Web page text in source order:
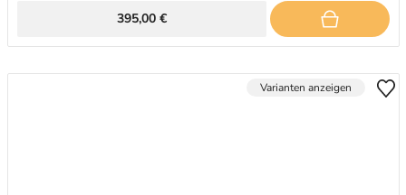
395,00 €
Varianten anzeigen